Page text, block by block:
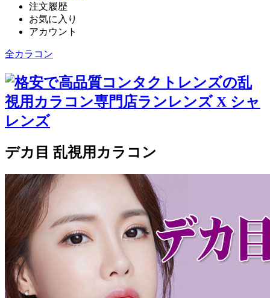
注文履歴
お気に入り
アカウント
全カラコン
デカ目 乱視用カラコン